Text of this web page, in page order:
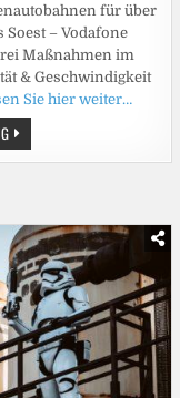
für über
– Vodafone
Maßnahmen im
& Geschwindigkeit
Sie hier weiter…
GIGABIT-
SCHNELLES
INTERNET
FÜR
ÜBER
3200
HAUSHALTE
IM
LANDKREIS
SOEST